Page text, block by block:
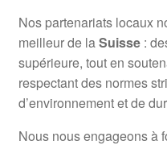
Nos partenariats locaux
meilleur de laSuisse:
supérieure, tout en
respectant des normes
d’environnement et de
Nous nous engageons à